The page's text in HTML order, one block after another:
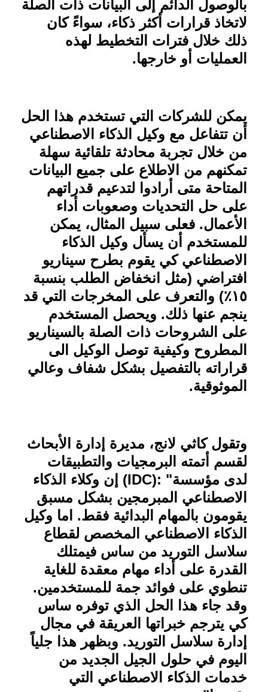
بالوصول الدائم إلى البيانات ذات الصلة
لاتخاذ قرارات أكثر ذكاء، سواءً كان
ذلك خلال فترات التخطيط لهذه
العمليات أو خارجها.
يمكن للشركات التي تستخدم هذا الحل
أن تتفاعل مع وكيل الذكاء الاصطناعي
من خلال تجربة محادثة تلقائية سهلة
تمكنهم من الاطلاع على جميع البيانات
المتاحة متى أرادوا لتدعيم قدراتهم
على حل التحديات وصعوبات أداء
الأعمال. فعلى سبيل المثال، يمكن
للمستخدم أن يسأل وكيل الذكاء
الاصطناعي كي يقوم بطرح سيناريو
افتراضي (مثل انخفاض الطلب بنسبة
١٥٪) والتعرف على المخرجات التي قد
ينجم عنها ذلك. ويحصل المستخدم
على الشروحات ذات الصلة بالسيناريو
المطروح وكيفية توصل الوكيل الى
قراراته بالتفصيل بشكل شفاف وعالي
الموثوقية.
وتقول كاثي لانج، مديرة إدارة الأبحاث
لقسم أتمته البرمجيات والتطبيقات
لدى مؤسسة(IDC): " إن وكلاء الذكاء
الاصطناعي المبرمجين بشكل مسبق
يقومون بالمهام البدائية فقط. اما وكيل
الذكاء الاصطناعي المخصص لقطاع
سلاسل التوريد من ساس فيمتلك
القدرة على أداء مهام معقدة للغاية
تنطوي على فوائد جمة للمستخدمين.
وقد جاء هذا الحل الذي توفره ساس
كي يترجم خبراتها العريقة في مجال
إدارة سلاسل التوريد. وبظهر هذا جلياً
اليوم في حلول الجيل الجديد من
خدمات الذكاء الاصطناعي التي